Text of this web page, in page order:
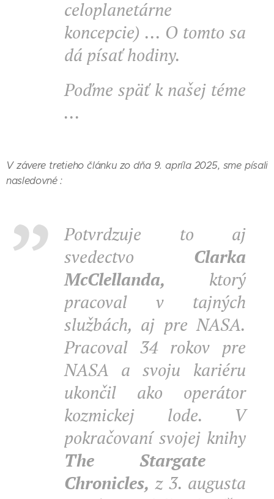
celoplanetárne
koncepcie) ... O tomto sa
dá písať hodiny.
Poďme späť k našej téme
...
V závere tretieho článku zo dňa 9. apríla 2025, sme písali
nasledovné :
Potvrdzuje to aj
svedectvo Clarka
McClellanda, ktorý
pracoval v tajných
službách, aj pre NASA.
Pracoval 34 rokov pre
NASA a svoju kariéru
ukončil ako operátor
kozmickej lode. V
pokračovaní svojej knihy
The Stargate
Chronicles, z 3. augusta